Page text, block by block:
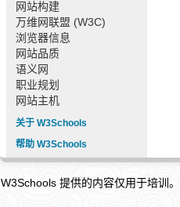
网站构建
万维网联盟 (W3C)
浏览器信息
网站品质
语义网
职业规划
网站主机
关于 W3Schools
帮助 W3Schools
W3Schools 提供的内容仅用于培训